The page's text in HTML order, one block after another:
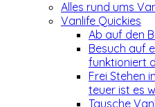
Alles rund ums
Vanlife Quickies
Ab auf den
Besuch auf
funktioniert
Frei Stehen
teuer ist es
Tausche